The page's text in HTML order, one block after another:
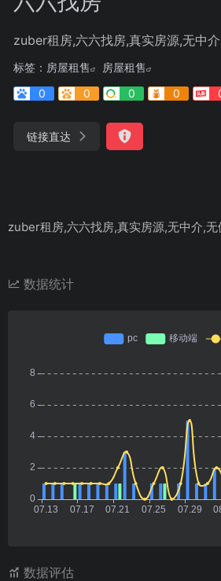
zuber租房,六六找房,真实房源,无中
标签： 房屋租售
房屋租售
0
0 0 0
链接直达
zuber租房,六六找房,真实房源,无中介,无
数据统计
数据评估